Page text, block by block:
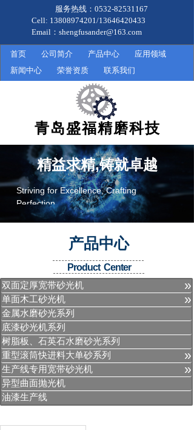
服务热线：0532-82531167
Cell: 13808974201/13646420433
Email：shengfusander@163.com
首页 公司简介 产品中心
应用领域
新闻中心
荣誉资质 联系我们
青岛盛福精磨科技
精益求精,铸就卓越
Striving for Excellence, Crafting
Perfection
产品中心
Product Center
双面定厚宽带砂光机
»
单面木工砂光机 »
金属水磨砂光系列
底漆砂光机系列
树脂板、石英石水磨砂光系列
重型滚筒快进料大单砂系列
»
生产线专用宽带砂光机 »
异型曲面抛光机
油漆生产线